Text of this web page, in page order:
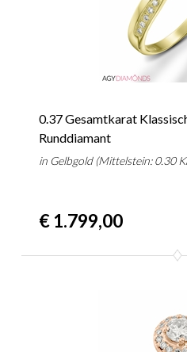
0.37 Gesamtkarat
Runddiamant
in Gelbgold (Mittelstein: 0.30
€ 1.799,00